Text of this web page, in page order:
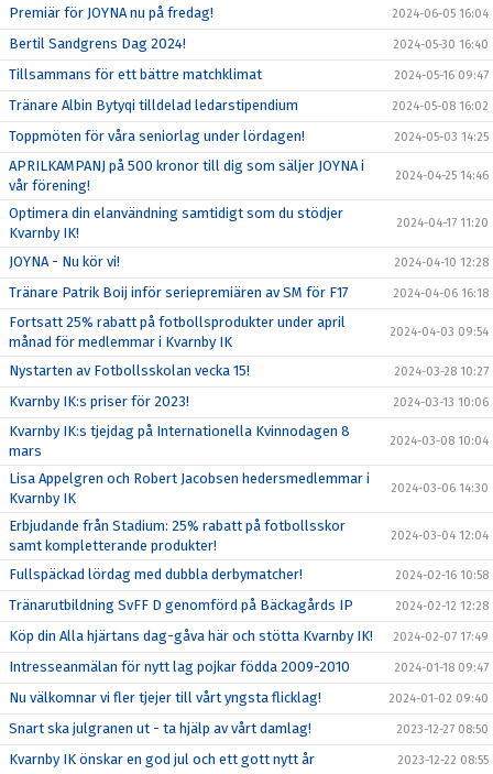
Premiär för JOYNA nu på fredag! 2024-06-05 16:04
Bertil Sandgrens Dag 2024! 2024-05-30 16:40
Tillsammans för ett bättre matchklimat 2024-05-16 09:47
Tränare Albin Bytyqi tilldelad ledarstipendium 2024-05-08 16:02
Toppmöten för våra seniorlag under lördagen! 2024-05-03 14:25
APRILKAMPANJ på 500 kronor till dig som säljer JOYNA i
vår förening!
2024-04-25 14:46
Optimera din elanvändning samtidigt som du stödjer
Kvarnby IK!
2024-04-17 11:20
JOYNA - Nu kör vi! 2024-04-10 12:28
Tränare Patrik Boij inför seriepremiären av SM för F17 2024-04-06 16:18
Fortsatt 25% rabatt på fotbollsprodukter under april
månad för medlemmar i Kvarnby IK
2024-04-03 09:54
Nystarten av Fotbollsskolan vecka 15! 2024-03-28 10:27
Kvarnby IK:s priser för 2023! 2024-03-13 10:06
Kvarnby IK:s tjejdag på Internationella Kvinnodagen 8
mars
2024-03-08 10:04
Lisa Appelgren och Robert Jacobsen hedersmedlemmar i
Kvarnby IK
2024-03-06 14:30
Erbjudande från Stadium: 25% rabatt på fotbollsskor
samt kompletterande produkter!
2024-03-04 12:04
Fullspäckad lördag med dubbla derbymatcher! 2024-02-16 10:58
Tränarutbildning SvFF D genomförd på Bäckagårds IP 2024-02-12 12:28
Köp din Alla hjärtans dag-gåva här och stötta Kvarnby IK! 2024-02-07 17:49
Intresseanmälan för nytt lag pojkar födda 2009-2010 2024-01-18 09:47
Nu välkomnar vi fler tjejer till vårt yngsta flicklag! 2024-01-02 09:40
Snart ska julgranen ut - ta hjälp av vårt damlag! 2023-12-27 08:50
Kvarnby IK önskar en god jul och ett gott nytt år 2023-12-22 08:55